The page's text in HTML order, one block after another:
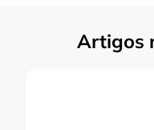
Artigos